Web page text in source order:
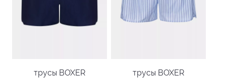
трусы BOXER
трусы BOXER